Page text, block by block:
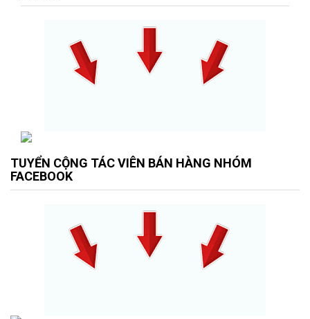
TUYỂN CỘNG TÁC VIÊN BÁN HÀNG NHÓM
FACEBOOK